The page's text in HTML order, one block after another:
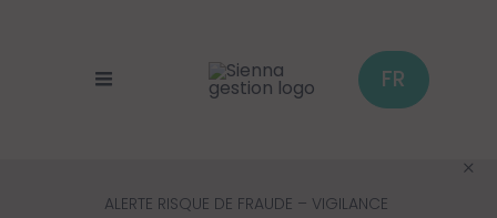
FR
ALERTE RISQUE DE FRAUDE – VIGILANCE